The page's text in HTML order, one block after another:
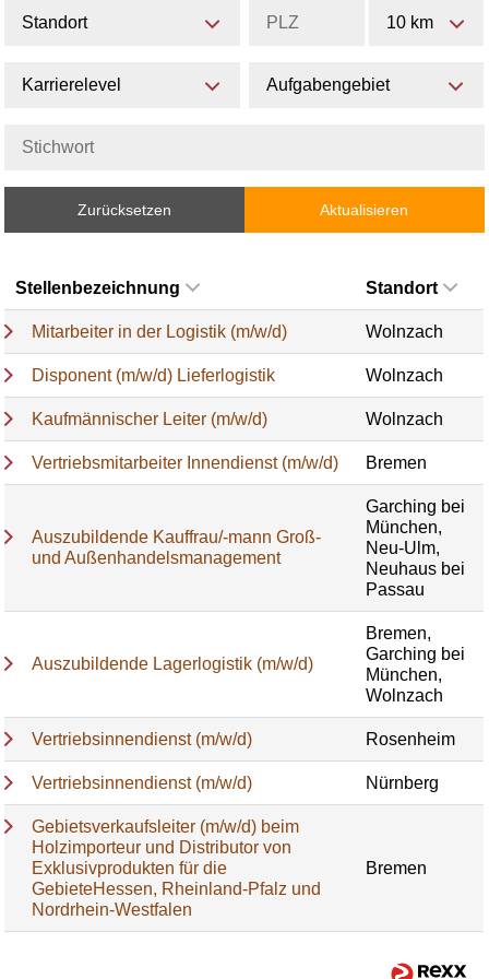
Standort 10 km
Karrierelevel Aufgabengebiet
Zurücksetzen Aktualisieren
Stellenbezeichnung Standort
Mitarbeiter in der Logistik (m/w/d) Wolnzach
Disponent (m/w/d) Lieferlogistik Wolnzach
Kaufmännischer Leiter (m/w/d) Wolnzach
Vertriebsmitarbeiter Innendienst (m/w/d) Bremen
Auszubildende Kauffrau/-mann Groß-
und Außenhandelsmanagement
Garching bei
München,
Neu-Ulm,
Neuhaus bei
Passau
Auszubildende Lagerlogistik (m/w/d)
Bremen,
Garching bei
München,
Wolnzach
Vertriebsinnendienst (m/w/d) Rosenheim
Vertriebsinnendienst (m/w/d) Nürnberg
Gebietsverkaufsleiter (m/w/d) beim
Holzimporteur und Distributor von
Exklusivprodukten für die
GebieteHessen, Rheinland-Pfalz und
Nordrhein-Westfalen
Bremen